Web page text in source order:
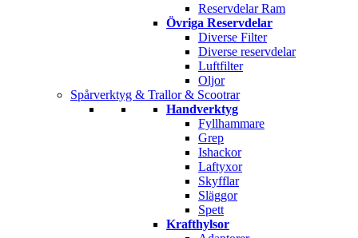
Reservdelar Ram
Övriga Reservdelar
Diverse Filter
Diverse reservdelar
Luftfilter
Oljor
Spårverktyg & Trallor & Scootrar
Handverktyg
Fyllhammare
Grep
Ishackor
Laftyxor
Skyfflar
Släggor
Spett
Krafthylsor